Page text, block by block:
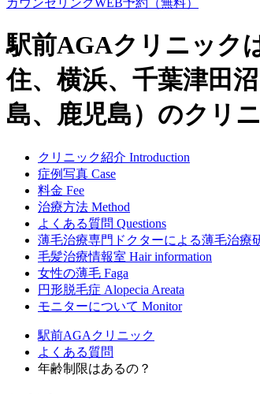
カウンセリングWEB予約（無料）
駅前AGAクリニック
住、横浜、千葉津田
島、鹿児島）のクリ
クリニック紹介 Introduction
症例写真 Case
料金 Fee
治療方法 Method
よくある質問 Questions
薄毛治療専門ドクターによる薄毛治療
毛髪治療情報室 Hair information
女性の薄毛 Faga
円形脱毛症 Alopecia Areata
モニターについて Monitor
駅前AGAクリニック
よくある質問
年齢制限はあるの？